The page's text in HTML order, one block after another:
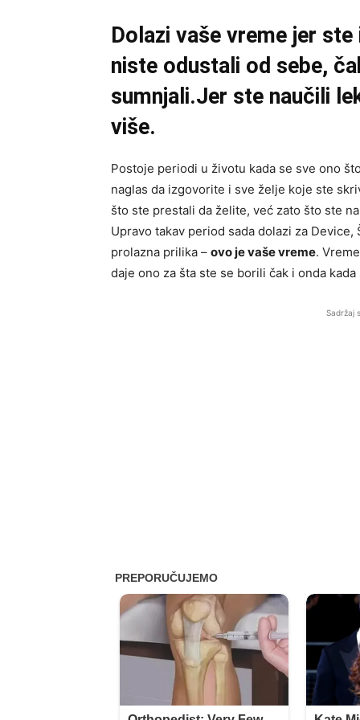
Dolazi vaše vreme jer
niste odustali od sebe,
sumnjali.Jer ste naučili
više.
Postoje periodi u životu kada se sve ono
naglas da izgovorite i sve želje koje ste
što ste prestali da želite, već zato što ste
Upravo takav period sada dolazi za
prolazna prilika – ovo je vaše vreme.
daje ono za šta ste se borili čak i onda
Sadržaj